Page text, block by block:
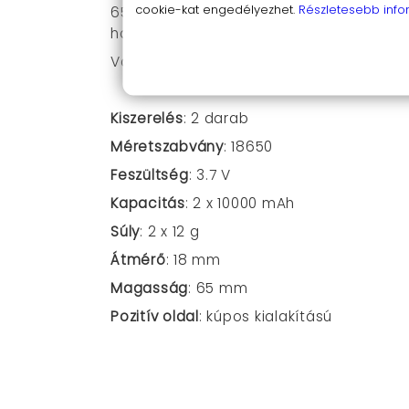
65 mm hossz) miatt könnyedén
hordozható készülékekről.
Válaszd az INR18650-et, ha
Kiszerelés: 2 darab
Méretszabvány: 18650
Feszültség: 3.7 V
Kapacitás: 2 x 10000 mAh
Súly: 2 x 12 g
Átmérő: 18 mm
Magasság: 65 mm
Pozitív oldal: kúpos kialakítású
cookie-kat engedélyezhet. Részletesebb